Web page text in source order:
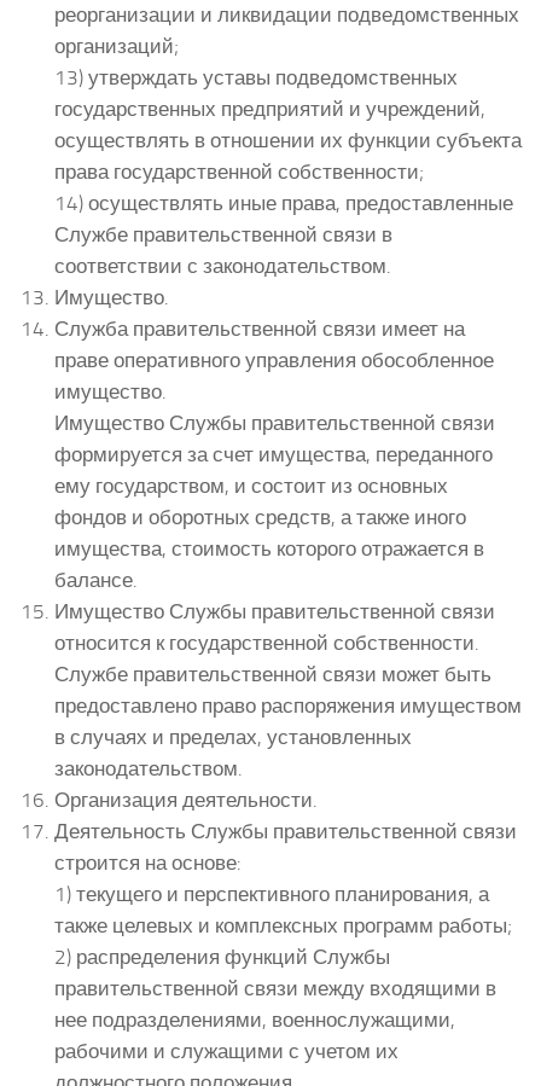
реорганизации и ликвидации подведомственных
организаций;
13) утверждать уставы подведомственных
государственных предприятий и учреждений,
осуществлять в отношении их функции субъекта
права государственной собственности;
14) осуществлять иные права, предоставленные
Службе правительственной связи в
соответствии с законодательством.
Имущество.
Служба правительственной связи имеет на
праве оперативного управления обособленное
имущество.
Имущество Службы правительственной связи
формируется за счет имущества, переданного
ему государством, и состоит из основных
фондов и оборотных средств, а также иного
имущества, стоимость которого отражается в
балансе.
Имущество Службы правительственной связи
относится к государственной собственности.
Службе правительственной связи может быть
предоставлено право распоряжения имуществом
в случаях и пределах, установленных
законодательством.
Организация деятельности.
Деятельность Службы правительственной связи
строится на основе:
1) текущего и перспективного планирования, а
также целевых и комплексных программ работы;
2) распределения функций Службы
правительственной связи между входящими в
нее подразделениями, военнослужащими,
рабочими и служащими с учетом их